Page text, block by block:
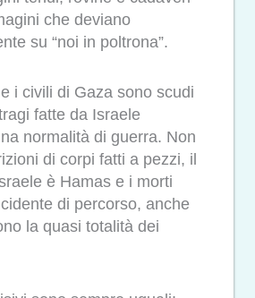
che deviano
su “noi in poltrona”.
i civili di Gaza sono scudi
fatte da Israele
normalità di guerra. Non
di corpi fatti a pezzi, il
è Hamas e i morti
di percorso, anche
la quasi totalità dei